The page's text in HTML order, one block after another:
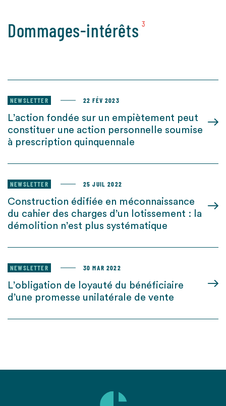
Dommages-intérêts 3
NEWSLETTER 22 FÉV 2023
L’action fondée sur un empiètement peut
constituer une action personnelle soumise
à prescription quinquennale
NEWSLETTER 25 JUIL 2022
Construction édifiée en méconnaissance
du cahier des charges d’un lotissement : la
démolition n’est plus systématique
NEWSLETTER 30 MAR 2022
L’obligation de loyauté du bénéficiaire
d’une promesse unilatérale de vente